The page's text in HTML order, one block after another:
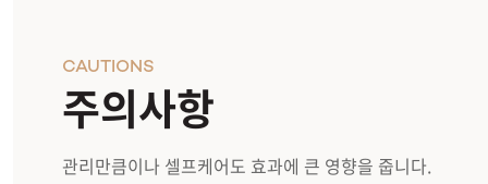
주의사항
CAUTIONS
관리만큼이나 셀프케어도 효과에 큰 영향을 줍니다.